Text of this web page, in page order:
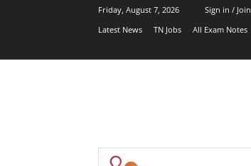
Friday, August 7, 2026
Sign in / Join
Latest News
TN Jobs All Exam Notes